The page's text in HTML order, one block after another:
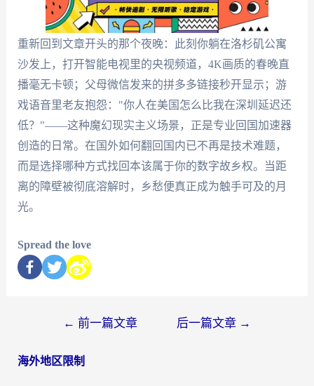
重新回到文章开头的那个夜晚：此刻你躺在洛杉矶公寓
沙发上，打开智能电视里的央视频道，4K画质的春晚直
播毫无卡顿；父母微信发来的拼多多链接秒开显示；游
戏语音里老友抱怨："你人在美国怎么比我在深圳延迟还
低？"——这种魔幻现实主义场景，正是专业回国加速器
创造的日常。在国外如何翻回国内已不再是技术难题，
而是选择哪种方式找回本该属于你的数字故乡权。当距
离的障壁被彻底溶解时，乡愁便真正成为触手可及的月
光。
Spread the love
← 前一篇文章 后一篇文章 →
海外地区限制